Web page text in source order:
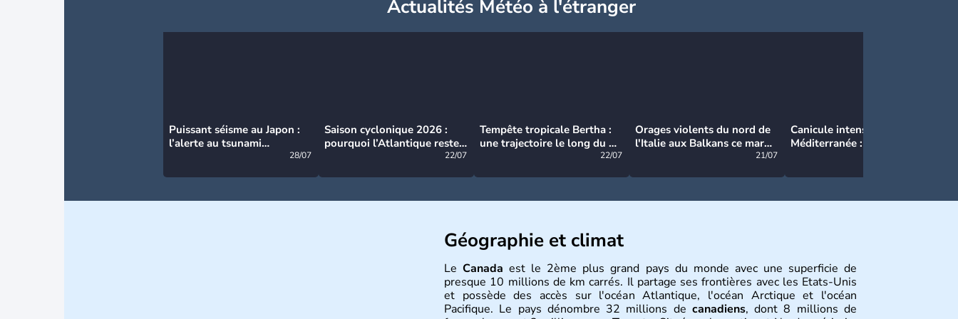
Actualités Météo à l'étranger
Puissant séisme au Japon :
l’alerte au tsunami
28/07
Saison cyclonique 2026 :
pourquoi l’Atlantique reste
22/07
Tempête tropicale Bertha :
une trajectoire le long du du
22/07
Orages violents du nord de
l'Italie aux Balkans ce mardi
21/07
Canicule intense en
Méditerranée : près de 50°C
Géographie et climat
LeCanada est le 2ème plus grand pays du monde avec une superficie de
presque 10 millions de km carrés. Il partage ses frontières avec les Etats-Unis
et possède des accès sur l'océan Atlantique, l'océan Arctique et l'océan
Pacifique. Le pays dénombre 32 millions de canadiens, dont 8 millions de